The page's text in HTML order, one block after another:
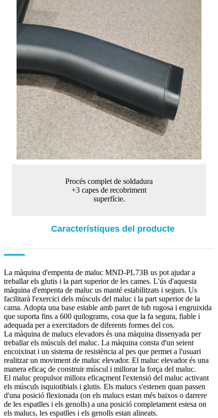
Procés complet de soldadura
+3 capes de recobriment
superfície.
Característiques del producte
La màquina d'empenta de maluc MND-PL73B us pot ajudar a
treballar els glutis i la part superior de les cames. L'ús d'aquesta
màquina d'empenta de maluc us manté estabilitzats i segurs. Us
facilitarà l'exercici dels músculs del maluc i la part superior de la
cama. Adopta una base estable amb paret de tub rugosa i engruixida
que suporta fins a 600 quilograms, cosa que la fa segura, fiable i
adequada per a exercitadors de diferents formes del cos.
La màquina de malucs elevadors és una màquina dissenyada per
treballar els músculs del maluc. La màquina consta d'un seient
encoixinat i un sistema de resistència al pes que permet a l'usuari
realitzar un moviment de maluc elevador. El maluc elevador és una
manera eficaç de construir múscul i millorar la força del maluc.
El maluc propulsor millora eficaçment l'extensió del maluc activant
els músculs isquiotibials i glutis. Els malucs s'estenen quan passen
d'una posició flexionada (on els malucs estan més baixos o darrere
de les espatlles i els genolls) a una posició completament estesa on
els malucs, les espatlles i els genolls estan alineats.